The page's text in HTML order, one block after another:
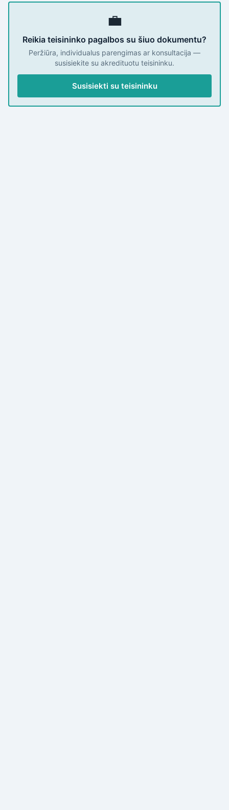
💼
Reikia teisininko pagalbos su šiuo dokumentu?
Peržiūra, individualus parengimas ar konsultacija —
susisiekite su akredituotu teisininku.
Susisiekti su teisininku